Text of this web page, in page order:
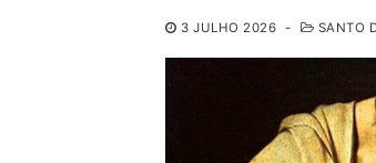
3 JULHO 2026 - SANTO